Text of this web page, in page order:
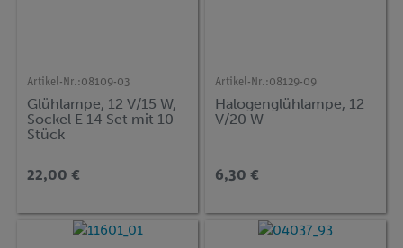
Artikel-Nr.:08109-03
Glühlampe, 12 V/15 W,
Sockel E 14 Set mit 10
Stück
22,00 €
Artikel-Nr.:08129-09
Halogenglühlampe, 12
V/20 W
6,30 €